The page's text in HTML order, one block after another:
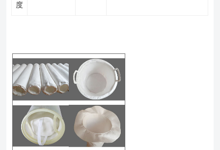
度